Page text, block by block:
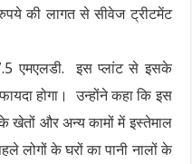
की लागत से सीवेज ट्रीटमेंट
एमएलडी. इस प्लांट से इसके
होगा। उन्होंने कहा कि इस
खेतों और अन्य कामों में इस्तेमाल
लोगों के घरों का पानी नालों के